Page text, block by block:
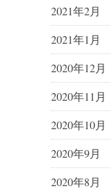
2021年2月
2021年1月
2020年12月
2020年11月
2020年10月
2020年9月
2020年8月